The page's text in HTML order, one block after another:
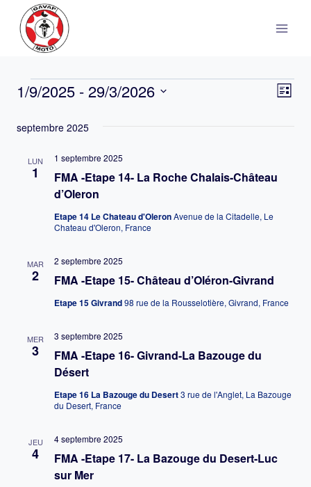
contenu
Évènements Liste
1/9/2025 - 29/3/2026
une
septembre 2025
LUN
1
FMA -Etape 14- La Roche Chalais-Château
d’Oleron
1 septembre 2025
Etape 14 Le Chateau d'OleronAvenue de la Citadelle, Le
Chateau d'Oleron, France
MAR
2 FMA -Etape 15- Château d’Oléron-Givrand
2 septembre 2025
Etape 15 Givrand98 rue de la Rousselotière, Givrand, France
MER
3
FMA -Etape 16- Givrand-La Bazouge du
Désert
3 septembre 2025
Etape 16 La Bazouge du Desert3 rue de l'Anglet, La Bazouge
du Desert, France
JEU
4
FMA -Etape 17- La Bazouge du Desert-Luc
sur Mer
4 septembre 2025